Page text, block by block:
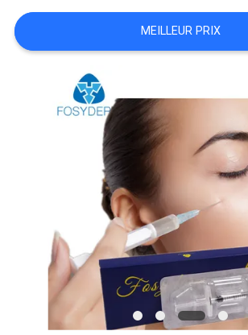
NOUVELLES
AFFAIRES
DEMANDEZ
SHOPPING
ONLINE
MEILLEUR PRIX